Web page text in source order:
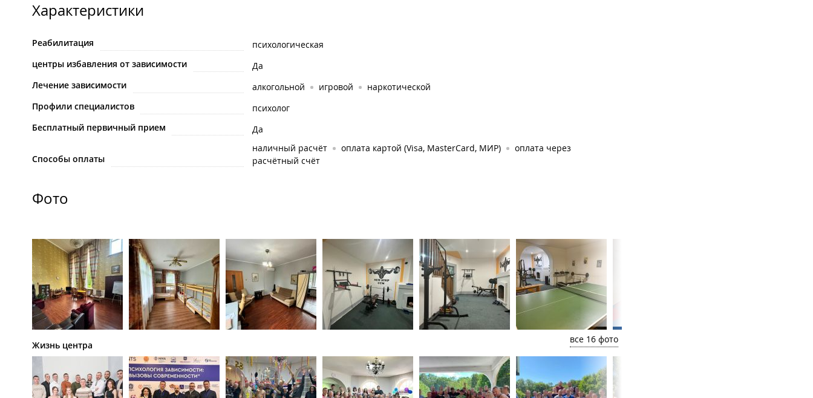
Характеристики
Реабилитация
психологическая
центры избавления от зависимости
Да
Лечение зависимости
алкогольной игровой
наркотической
Профили специалистов
психолог
Бесплатный первичный прием
Да
Способы оплаты
наличный расчёт оплата картой (Visa, MasterCard, МИР)
оплата через
расчётный счёт
Фото
все 16 фото
Жизнь центра